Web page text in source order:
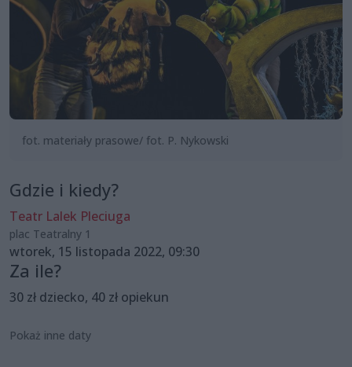
fot. materiały prasowe/ fot. P. Nykowski
Gdzie i kiedy?
Teatr Lalek Pleciuga
plac Teatralny 1
wtorek, 15 listopada 2022, 09:30
Za ile?
30 zł dziecko, 40 zł opiekun
Pokaż inne daty